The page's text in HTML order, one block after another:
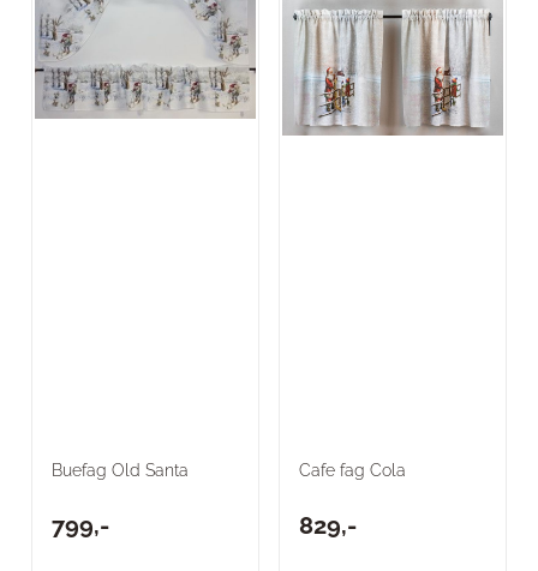
Buefag Old Santa
799,-
Cafe fag Cola
829,-